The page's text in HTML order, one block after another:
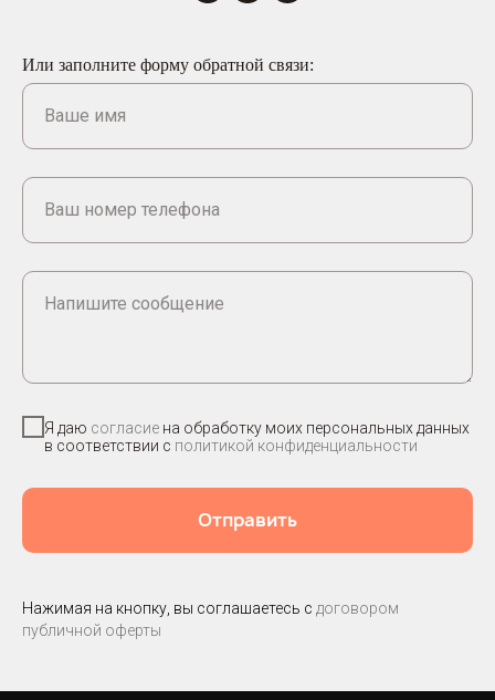
Или заполните форму обратной связи:
Ваше имя
Ваш номер телефона
Напишите сообщение
Я даю согласие на обработку моих персональных данных
в соответствии с политикой конфиденциальности
Отправить
Нажимая на кнопку, вы соглашаетесь с договором
публичной оферты